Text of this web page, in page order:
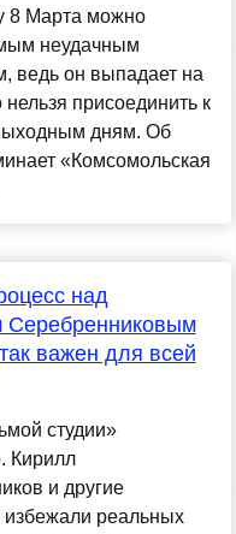
8 Марта можно
неудачным
ведь он выпадает на
нельзя присоединить к
дням. Об
«Комсомольская
над
Серебренниковым
важен для всей
студии»
Кирилл
и другие
реальных